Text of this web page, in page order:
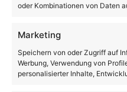
oder Kombinationen von Daten
Marketing
Speichern von oder Zugriff auf
Werbung, Verwendung von
personalisierter Inhalte,